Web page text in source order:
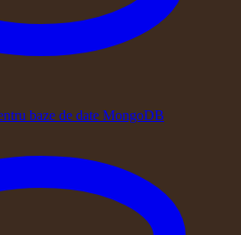
baze de date MongoDB